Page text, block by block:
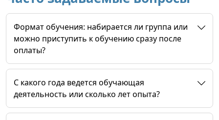
Формат обучения: набирается ли группа или
можно приступить к обучению сразу после
оплаты?
C какого года ведется обучающая
деятельность или сколько лет опыта?